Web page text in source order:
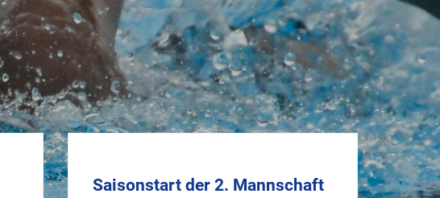
Saisonstart der 2. Mannschaft